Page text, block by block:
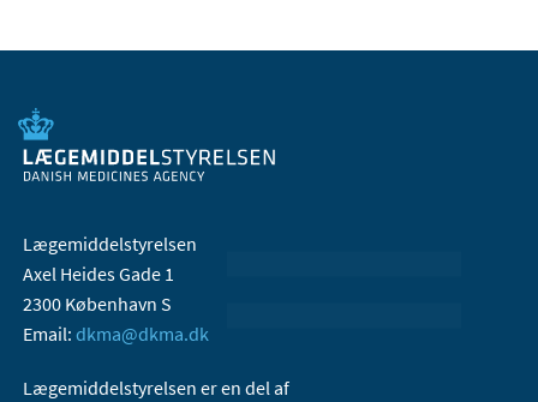
Lægemiddelstyrelsen
Axel Heides Gade 1
2300 København S
Email: dkma@dkma.dk
Lægemiddelstyrelsen er en del af